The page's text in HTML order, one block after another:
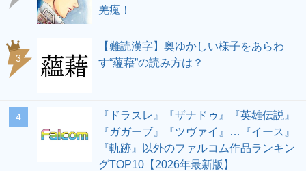
羌瘣！
3
【難読漢字】奥ゆかしい様子をあらわ
す“蘊藉”の読み方は？
4
『ドラスレ』『ザナドゥ』『英雄伝説』
『ガガーブ』『ツヴァイ』…『イース』
『軌跡』以外のファルコム作品ランキン
グTOP10【2026年最新版】